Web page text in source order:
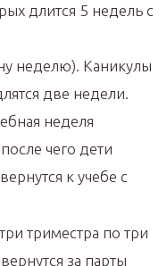
длится 5 недель с
неделю). Каникулы
две недели.
неделя
чего дети
к учебе с
триместра по три
за парты